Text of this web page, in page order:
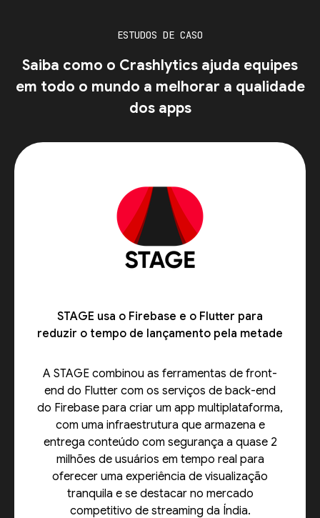
ESTUDOS DE CASO
Saiba como o Crashlytics ajuda equipes
em todo o mundo a melhorar a qualidade
dos apps
STAGE usa o Firebase e o Flutter para
reduzir o tempo de lançamento pela metade
A STAGE combinou as ferramentas de front-
end do Flutter com os serviços de back-end
do Firebase para criar um app multiplataforma,
com uma infraestrutura que armazena e
entrega conteúdo com segurança a quase 2
milhões de usuários em tempo real para
oferecer uma experiência de visualização
tranquila e se destacar no mercado
competitivo de streaming da Índia.